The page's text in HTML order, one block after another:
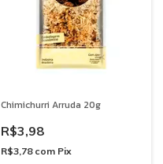
Chimichurri Arruda 20g
R$3,98
R$3,78 com Pix